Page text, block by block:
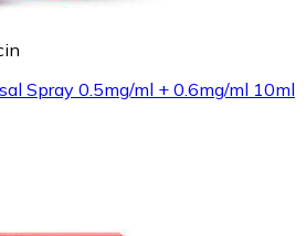
Spray 0.5mg/ml + 0.6mg/ml 10ml